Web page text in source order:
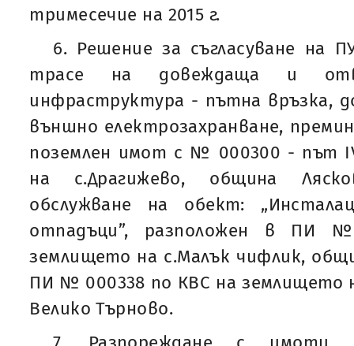
тримесечие на 2015 г.
6. Решение за съгласуване
трасе на довеждаща и
инфраструктура - пътна връзка,
външно електрозахранване,
поземлен имот с № 000300 - път
на с.Драгижево, община
обслужване на обект:
отпадъци”, разположен в ПИ
землището на с.Малък чифлик,
ПИ № 000338 по КВС на землището
Велико Търново.